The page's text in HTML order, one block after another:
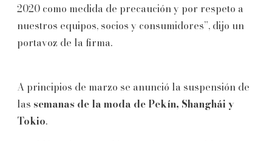
2020 como medida de precaución y por respeto a
nuestros equipos, socios y consumidores”, dijo un
portavoz de la firma.
A principios de marzo se anunció la suspensión de
las semanas de la moda de Pekín, Shanghái y
Tokio.